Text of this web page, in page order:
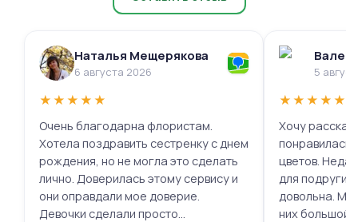
Наталья Мещерякова
6 августа 2026
★★★★★
Очень благодарна флористам.
Хотела поздравить сестренку с днем
рождения, но не могла это сделать
лично. Доверилась этому сервису и
они оправдали мое доверие.
Девочки сделали просто
5
★★★★★
Хочу
понравилась
цветов.
для подруги,
довольна.
них большой